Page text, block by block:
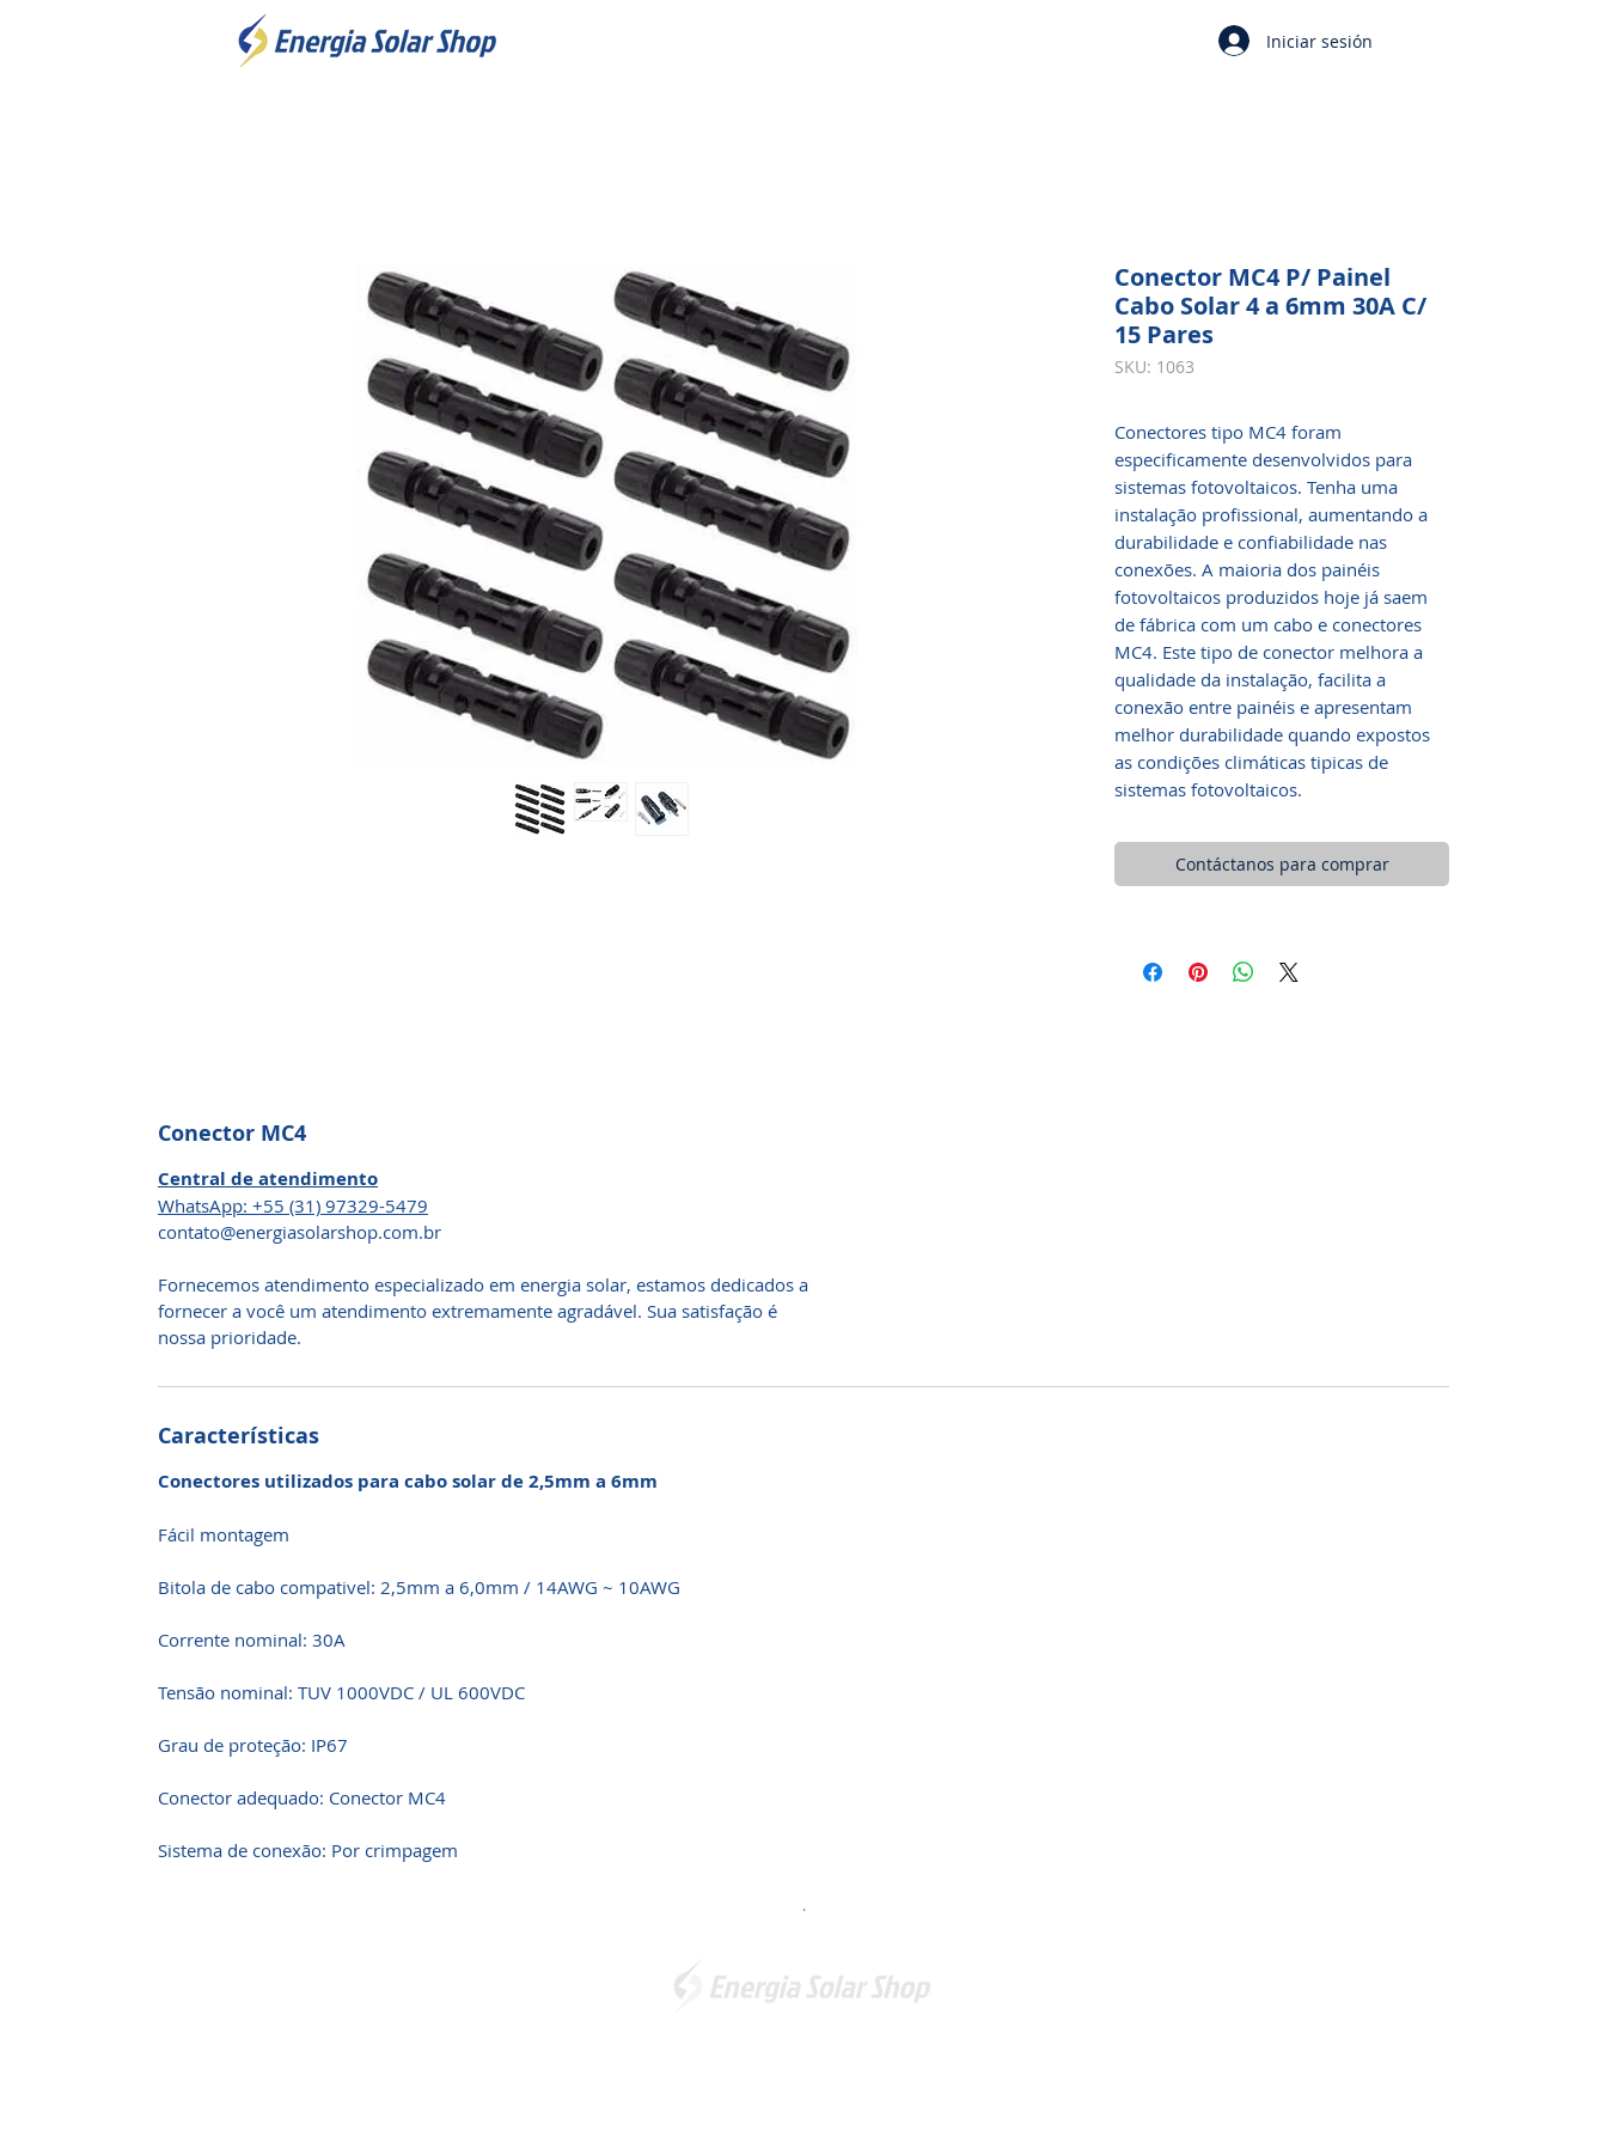
Iniciar sesión
Conector MC4 P/ Painel
Cabo Solar 4 a 6mm 30A C/
15 Pares
SKU: 1063
Conectores tipo MC4 foram
especificamente desenvolvidos para
sistemas fotovoltaicos. Tenha uma
instalação profissional, aumentando a
durabilidade e confiabilidade nas
conexões. A maioria dos painéis
fotovoltaicos produzidos hoje já saem
de fábrica com um cabo e conectores
MC4. Este tipo de conector melhora a
qualidade da instalação, facilita a
conexão entre painéis e apresentam
melhor durabilidade quando expostos
as condições climáticas tipicas de
sistemas fotovoltaicos.
Contáctanos para comprar
Conector MC4
Central de atendimento
WhatsApp: +55 (31) 97329-5479
​contato@energiasolarshop.com.br
Fornecemos atendimento especializado em energia solar, estamos dedicados a
fornecer a você um atendimento extremamente agradável. Sua satisfação é
nossa prioridade.
Características
Conectores utilizados para cabo solar de 2,5mm a 6mm
Fácil montagem
Bitola de cabo compativel: 2,5mm a 6,0mm / 14AWG ~ 10AWG
Corrente nominal: 30A
Tensão nominal: TUV 1000VDC / UL 600VDC
Grau de proteção: IP67
Conector adequado: Conector MC4
Sistema de conexão: Por crimpagem
.